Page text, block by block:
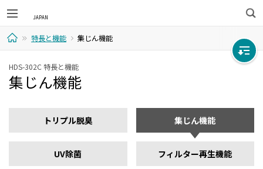
検
索
ー
ム
特長と機能 集じん機能
HDS-302C 特長と機能
集じん機能
トリプル脱臭 集じん機能
UV除菌 フィルター再生機能